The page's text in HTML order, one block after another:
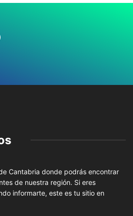
Cantabria donde podrás encontrar
de nuestra región. Si eres
informarte, este es tu sitio en